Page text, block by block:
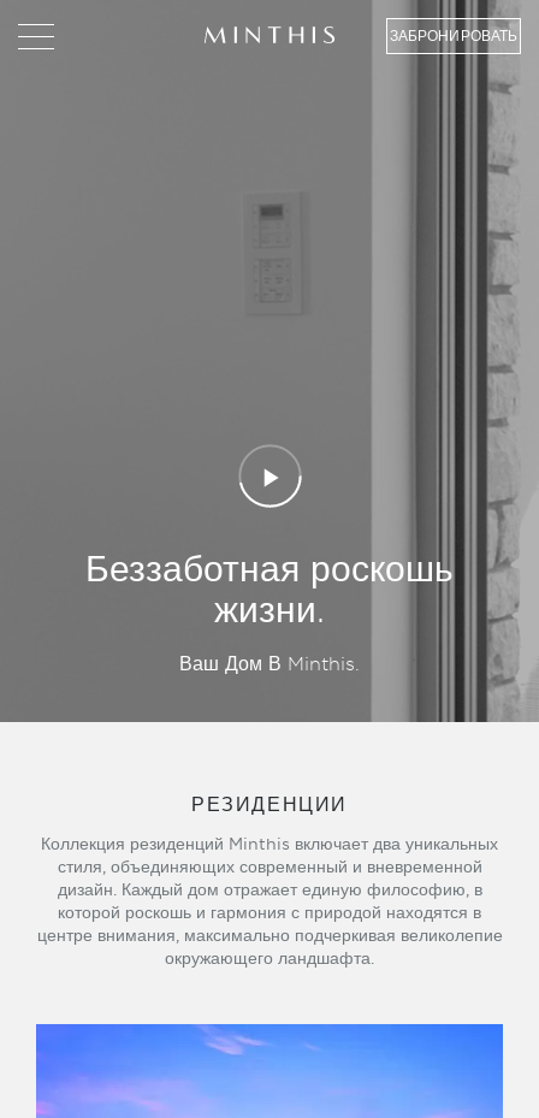
Беззаботная роскошь
жизни.
Ваш Дом В Minthis.
ЗАБРОНИРОВАТЬ
РЕЗИДЕНЦИИ
Коллекция резиденций Minthis включает два уникальных
стиля, объединяющих современный и вневременной
дизайн. Каждый дом отражает единую философию, в
которой роскошь и гармония с природой находятся в
центре внимания, максимально подчеркивая великолепие
окружающего ландшафта.